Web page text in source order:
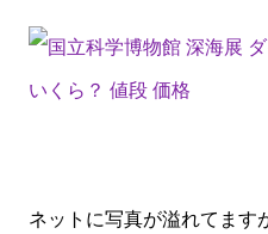
ネットに写真が溢れてます